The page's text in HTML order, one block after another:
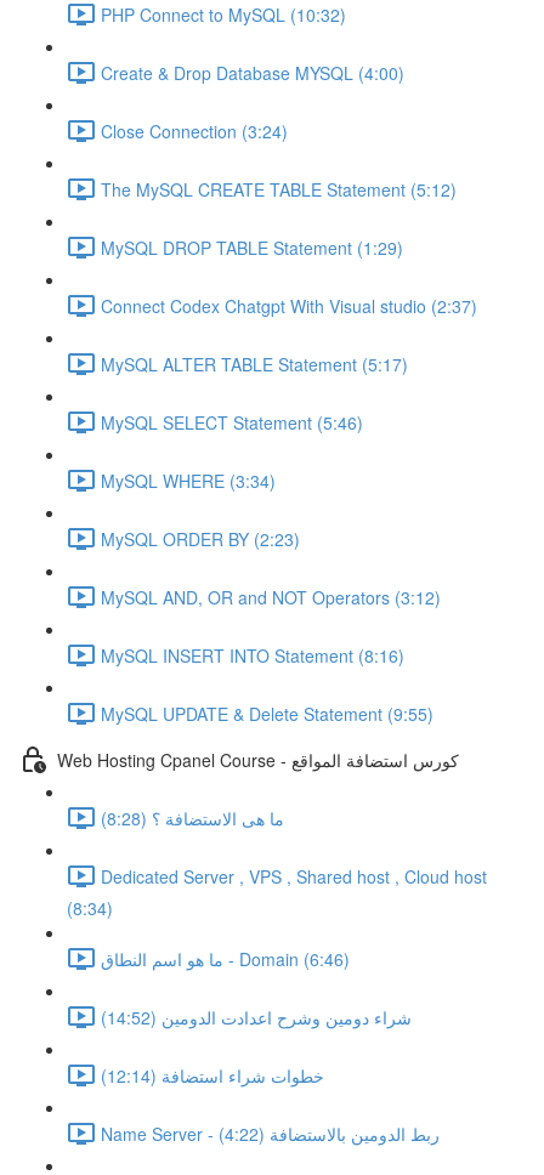
PHP Connect to MySQL (10:32)
Create & Drop Database MYSQL (4:00)
Close Connection (3:24)
The MySQL CREATE TABLE Statement (5:12)
MySQL DROP TABLE Statement (1:29)
Connect Codex Chatgpt With Visual studio (2:37)
MySQL ALTER TABLE Statement (5:17)
MySQL SELECT Statement (5:46)
MySQL WHERE (3:34)
MySQL ORDER BY (2:23)
MySQL AND, OR and NOT Operators (3:12)
MySQL INSERT INTO Statement (8:16)
MySQL UPDATE & Delete Statement (9:55)
Web Hosting Cpanel Course - كورس استضافة المواقع
ما هى الاستضافة ؟ (8:28)
Dedicated Server , VPS , Shared host , Cloud host
(8:34)
ما هو اسم النطاق - Domain (6:46)
شراء دومين وشرح اعدادت الدومين (14:52)
خطوات شراء استضافة (12:14)
Name Server - ربط الدومين بالاستضافة (4:22)